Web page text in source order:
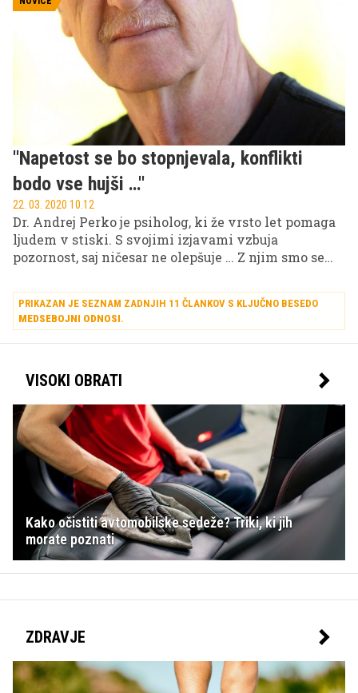
mlajša od maršala, a je imela nanj izjemno velik
vpliv. Žal se je njena zgodba končala precej tragično.
''Napetost se bo stopnjevala, konflikti
bodo vse hujši …''
22. 03. 2020 10.12
Dr. Andrej Perko je psiholog, ki že vrsto let pomaga
ljudem v stiski. S svojimi izjavami vzbuja
pozornost, saj ničesar ne olepšuje … Z njim smo se
je stresna situacija, kajti 'normalno' življenje se
ustavi."
PRIKAZAN JE SEZNAM ZADNJIH 11 ČLANKOV S KLJUČNO BESEDO
MEDSEBOJNI ODNOSI.
VISOKI OBRATI
Kako očistiti avtomobilske sedeže? Triki, ki jih
morate poznati
ZDRAVJE